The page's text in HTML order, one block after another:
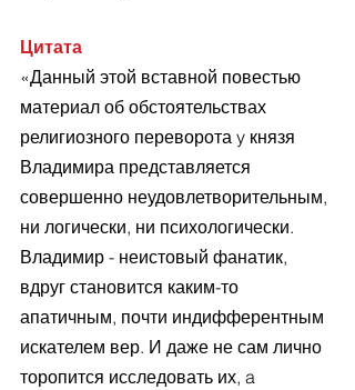
Цитата
«Данный этой вставной повестью
материал об обстоятельствах
религиозного переворота y князя
Владимира представляется
совершенно неудовлетворительным,
ни логически, ни психологически.
Владимир - неистовый фанатик,
вдруг становится каким-то
апатичным, почти индифферентным
искателем вер. И даже не сам лично
торопится исследовать их, a